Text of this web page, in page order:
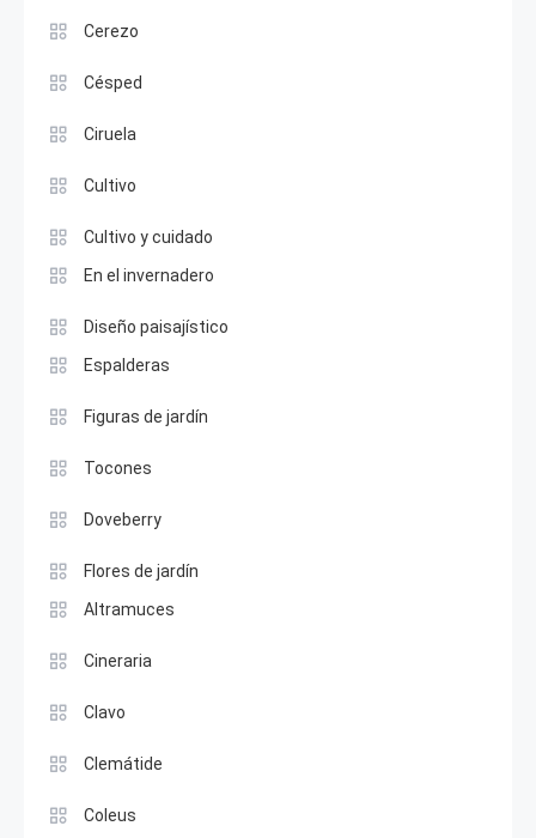
Cerezo
Césped
Ciruela
Cultivo
Cultivo y cuidado
En el invernadero
Diseño paisajístico
Espalderas
Figuras de jardín
Tocones
Doveberry
Flores de jardín
Altramuces
Cineraria
Clavo
Clemátide
Coleus